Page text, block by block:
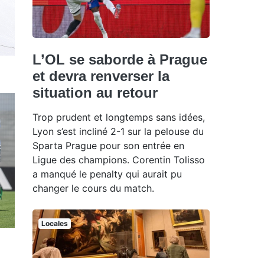
L’OL se saborde à Prague
et devra renverser la
situation au retour
Trop prudent et longtemps sans idées,
Lyon s’est incliné 2-1 sur la pelouse du
Sparta Prague pour son entrée en
Ligue des champions. Corentin Tolisso
a manqué le penalty qui aurait pu
changer le cours du match.
Locales